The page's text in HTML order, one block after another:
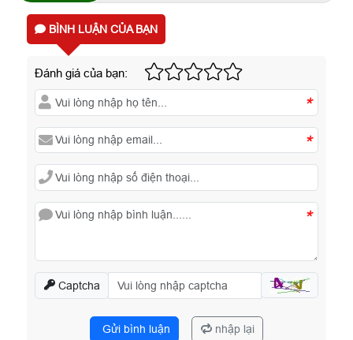
BÌNH LUẬN CỦA BẠN
Đánh giá của bạn:
*
*
*
Captcha
Gửi bình luận nhập lại